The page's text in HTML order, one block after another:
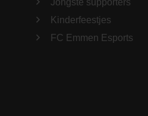
Jongste supporters
Kinderfeestjes
FC Emmen Esports